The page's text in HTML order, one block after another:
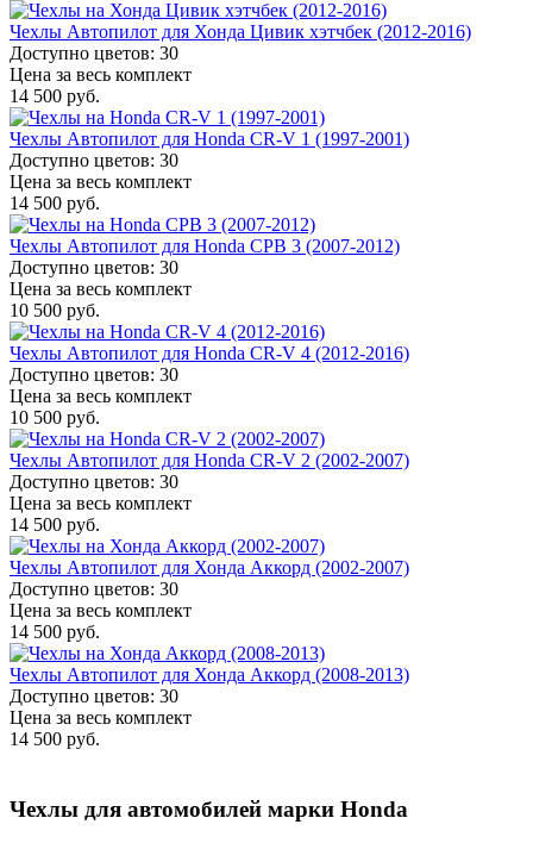
Чехлы Автопилот для Хонда Цивик хэтчбек (2012-2016)
Доступно цветов: 30
Цена за весь комплект
14 500 руб.
Чехлы Автопилот для Honda CR-V 1 (1997-2001)
Доступно цветов: 30
Цена за весь комплект
14 500 руб.
Чехлы Автопилот для Honda СРВ 3 (2007-2012)
Доступно цветов: 30
Цена за весь комплект
10 500 руб.
Чехлы Автопилот для Honda CR-V 4 (2012-2016)
Доступно цветов: 30
Цена за весь комплект
10 500 руб.
Чехлы Автопилот для Honda CR-V 2 (2002-2007)
Доступно цветов: 30
Цена за весь комплект
14 500 руб.
Чехлы Автопилот для Хонда Аккорд (2002-2007)
Доступно цветов: 30
Цена за весь комплект
14 500 руб.
Чехлы Автопилот для Хонда Аккорд (2008-2013)
Доступно цветов: 30
Цена за весь комплект
14 500 руб.
Чехлы для автомобилей марки Honda